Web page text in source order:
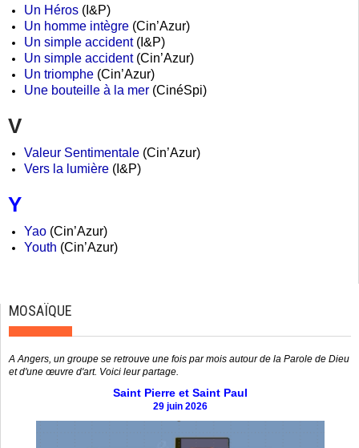
Un Héros (I&P)
Un homme intègre (Cin’Azur)
Un simple accident(I&P)
Un simple accident(Cin’Azur)
Un triomphe (Cin’Azur)
Une bouteille à la mer (CinéSpi)
V
Valeur Sentimentale (Cin’Azur)
Vers la lumière (I&P)
Y
Yao (Cin’Azur)
Youth (Cin’Azur)
MOSAÏQUE
A Angers, un groupe se retrouve une fois par mois autour de la Parole de Dieu
et d'une œuvre d'art. Voici leur partage.
Saint Pierre et Saint Paul
29 juin 2026